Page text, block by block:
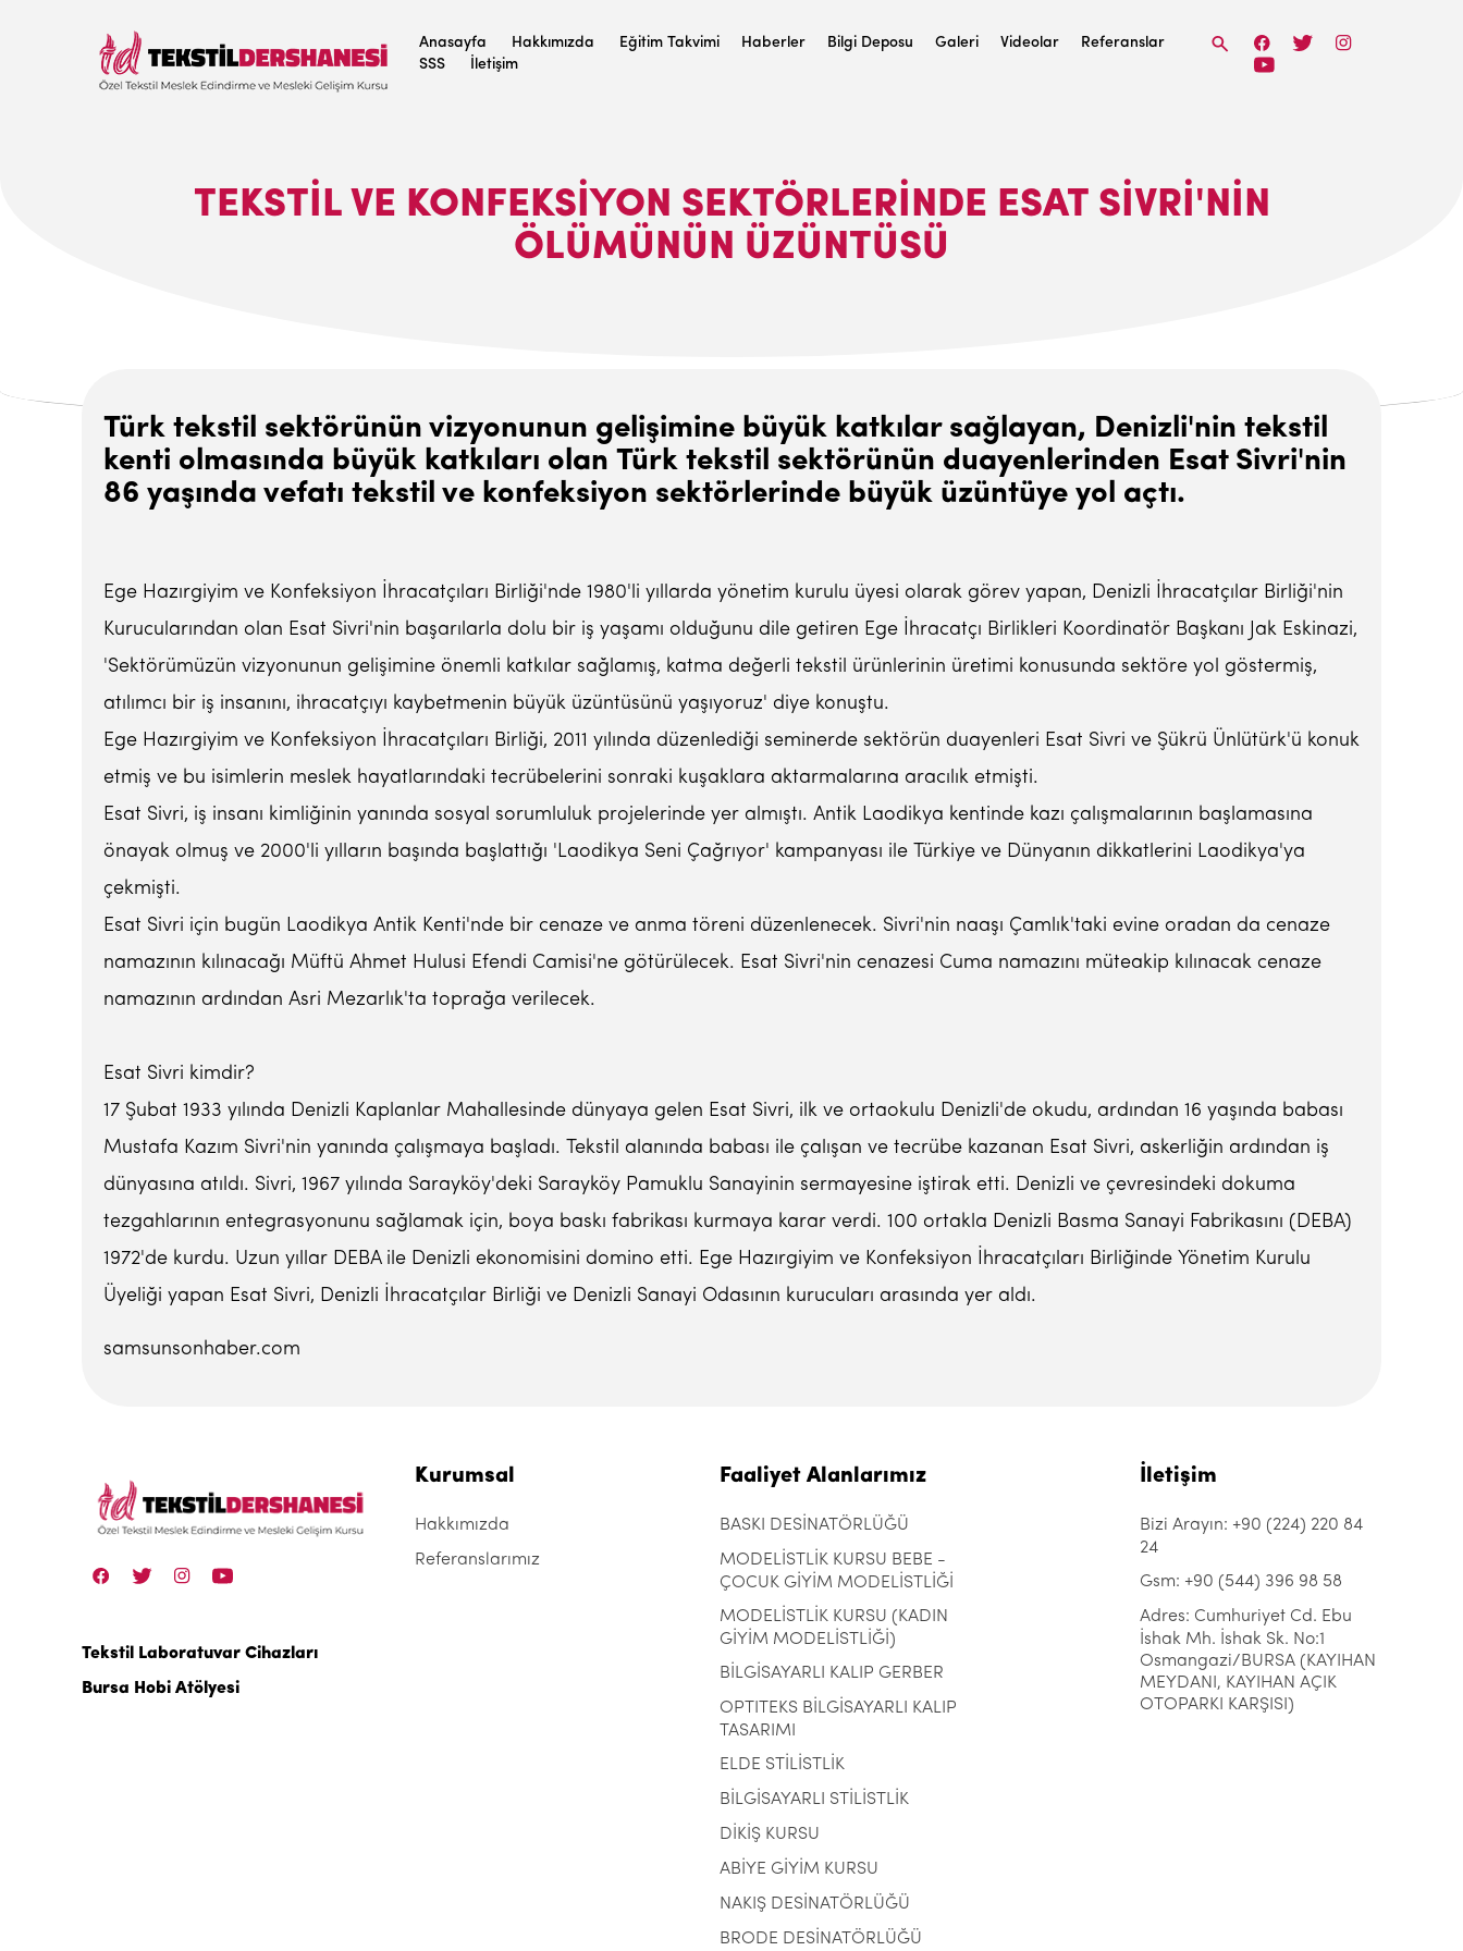
Anasayfa Hakkımızda Eğitim Takvimi Haberler Bilgi Deposu Galeri Videolar
Referanslar
SSS
İletişim
TEKSTIL VE KONFEKSIYON SEKTÖRLERINDE ESAT SIVRI'NIN
ÖLÜMÜNÜN ÜZÜNTÜSÜ
Türk tekstil sektörünün vizyonunun gelişimine büyük katkılar sağlayan, Denizli'nin tekstil
kenti olmasında büyük katkıları olan Türk tekstil sektörünün duayenlerinden Esat Sivri'nin
86 yaşında vefatı tekstil ve konfeksiyon sektörlerinde büyük üzüntüye yol açtı.
Ege Hazırgiyim ve Konfeksiyon İhracatçıları Birliği'nde 1980'li yıllarda yönetim kurulu üyesi olarak görev yapan, Denizli İhracatçılar Birliği'nin
Kurucularından olan Esat Sivri'nin başarılarla dolu bir iş yaşamı olduğunu dile getiren Ege İhracatçı Birlikleri Koordinatör Başkanı Jak Eskinazi,
'Sektörümüzün vizyonunun gelişimine önemli katkılar sağlamış, katma değerli tekstil ürünlerinin üretimi konusunda sektöre yol göstermiş,
atılımcı bir iş insanını, ihracatçıyı kaybetmenin büyük üzüntüsünü yaşıyoruz' diye konuştu.
Ege Hazırgiyim ve Konfeksiyon İhracatçıları Birliği, 2011 yılında düzenlediği seminerde sektörün duayenleri Esat Sivri ve Şükrü Ünlütürk'ü konuk
etmiş ve bu isimlerin meslek hayatlarındaki tecrübelerini sonraki kuşaklara aktarmalarına aracılık etmişti.
Esat Sivri, iş insanı kimliğinin yanında sosyal sorumluluk projelerinde yer almıştı. Antik Laodikya kentinde kazı çalışmalarının başlamasına
önayak olmuş ve 2000'li yılların başında başlattığı 'Laodikya Seni Çağrıyor' kampanyası ile Türkiye ve Dünyanın dikkatlerini Laodikya'ya
çekmişti.
Esat Sivri için bugün Laodikya Antik Kenti'nde bir cenaze ve anma töreni düzenlenecek. Sivri'nin naaşı Çamlık'taki evine oradan da cenaze
namazının kılınacağı Müftü Ahmet Hulusi Efendi Camisi'ne götürülecek. Esat Sivri'nin cenazesi Cuma namazını müteakip kılınacak cenaze
namazının ardından Asri Mezarlık'ta toprağa verilecek.
Esat Sivri kimdir?
17 Şubat 1933 yılında Denizli Kaplanlar Mahallesinde dünyaya gelen Esat Sivri, ilk ve ortaokulu Denizli'de okudu, ardından 16 yaşında babası
Mustafa Kazım Sivri'nin yanında çalışmaya başladı. Tekstil alanında babası ile çalışan ve tecrübe kazanan Esat Sivri, askerliğin ardından iş
dünyasına atıldı. Sivri, 1967 yılında Sarayköy'deki Sarayköy Pamuklu Sanayinin sermayesine iştirak etti. Denizli ve çevresindeki dokuma
tezgahlarının entegrasyonunu sağlamak için, boya baskı fabrikası kurmaya karar verdi. 100 ortakla Denizli Basma Sanayi Fabrikasını (DEBA)
1972'de kurdu. Uzun yıllar DEBA ile Denizli ekonomisini domino etti. Ege Hazırgiyim ve Konfeksiyon İhracatçıları Birliğinde Yönetim Kurulu
Üyeliği yapan Esat Sivri, Denizli İhracatçılar Birliği ve Denizli Sanayi Odasının kurucuları arasında yer aldı.
samsunsonhaber.com
Tekstil Laboratuvar Cihazları
Bursa Hobi Atölyesi
Kurumsal
Hakkımızda
Referanslarımız
Faaliyet Alanlarımız
BASKI DESİNATÖRLÜĞÜ
MODELİSTLİK KURSU BEBE -
ÇOCUK GİYİM MODELİSTLİĞİ
MODELİSTLİK KURSU (KADIN
GİYİM MODELİSTLİĞİ)
BİLGİSAYARLI KALIP GERBER
OPTITEKS BİLGİSAYARLI KALIP
TASARIMI
ELDE STİLİSTLİK
BİLGİSAYARLI STİLİSTLİK
DİKİŞ KURSU
ABİYE GİYİM KURSU
NAKIŞ DESİNATÖRLÜĞÜ
BRODE DESİNATÖRLÜĞÜ
İletişim
Bizi Arayın: +90 (224) 220 84
24
Gsm: +90 (544) 396 98 58
Adres: Cumhuriyet Cd. Ebu
İshak Mh. İshak Sk. No:1
Osmangazi/BURSA (KAYIHAN
MEYDANI, KAYIHAN AÇIK
OTOPARKI KARŞISI)